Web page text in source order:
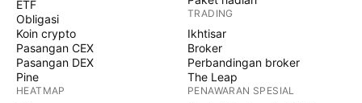
ETF
Obligasi
Koin crypto
Pasangan CEX
Pasangan DEX
Pine
HEATMAP
TRADING
Ikhtisar
Broker
Perbandingan broker
The Leap
PENAWARAN SPESIAL